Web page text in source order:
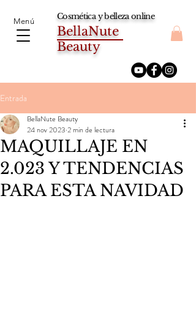
Menú Cosmética y belleza online
BellaNute
Beauty
Entrada
MAQUILLAJE EN
2.023 Y TENDENCIAS
PARA ESTA NAVIDAD
BellaNute Beauty
24 nov 2023 2 min de lectura